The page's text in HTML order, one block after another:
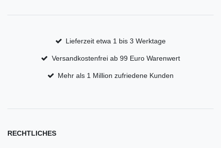
Lieferzeit etwa 1 bis 3 Werktage
Versandkostenfrei ab 99 Euro Warenwert
Mehr als 1 Million zufriedene Kunden
RECHTLICHES